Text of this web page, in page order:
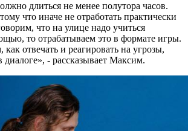
длиться не менее полутора часов.
что иначе не отработать практически
что на улице надо учиться
то отрабатываем это в формате игры.
как отвечать и реагировать на угрозы,
диалоге», - рассказывает Максим.